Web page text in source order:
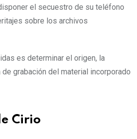
el secuestro de su teléfono
sobre los archivos
es determinar el origen, la
grabación del material incorporado
Cirio